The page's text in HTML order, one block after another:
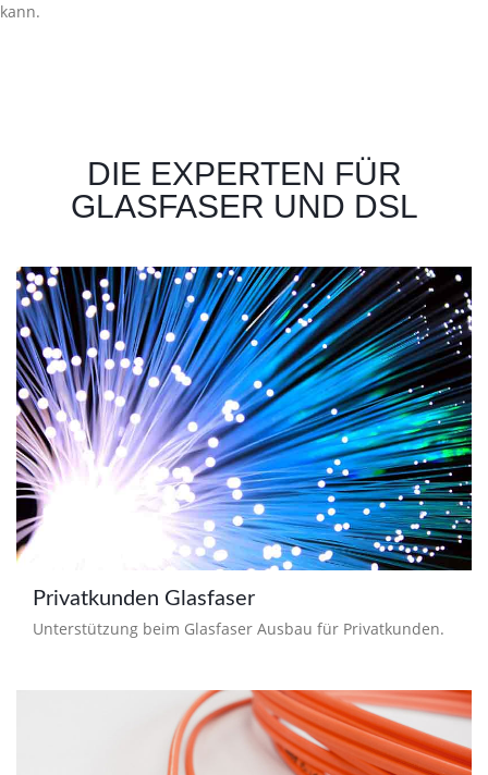
kann.
DIE EXPERTEN FÜR
GLASFASER UND DSL
Privatkunden Glasfaser
Unterstützung beim Glasfaser Ausbau für Privatkunden.